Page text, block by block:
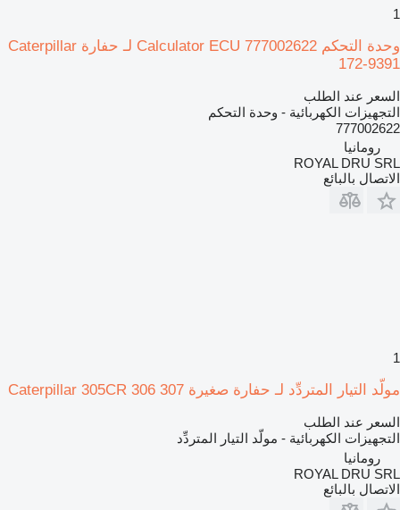
1
وحدة التحكم Calculator ECU 777002622 لـ حفارة Caterpillar
172-9391
السعر عند الطلب
التجهيزات الكهربائية - وحدة التحكم
777002622
رومانيا
ROYAL DRU SRL
الاتصال بالبائع
1
مولّد التيار المتردِّد لـ حفارة صغيرة Caterpillar 305CR 306 307
السعر عند الطلب
التجهيزات الكهربائية - مولّد التيار المتردِّد
رومانيا
ROYAL DRU SRL
الاتصال بالبائع